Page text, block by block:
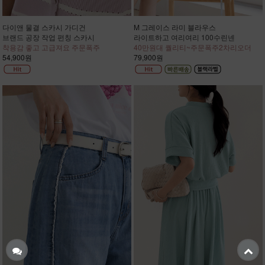
다이앤 물결 스카시 가디건
브랜드 공장 작업 펀칭 스카시
착용감 좋고 고급져요 주문폭주
54,900원
M 그레이스 라미 블라우스
라이트하고 여리여리 100수린넨
40만원대 퀄리티~주문폭주2차리오더
79,900원